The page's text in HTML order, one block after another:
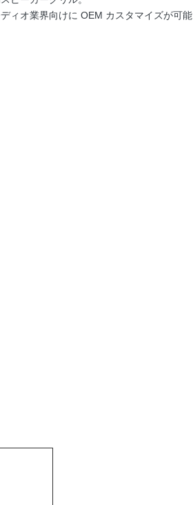
ィオ業界向けに OEM カスタマイズが可能